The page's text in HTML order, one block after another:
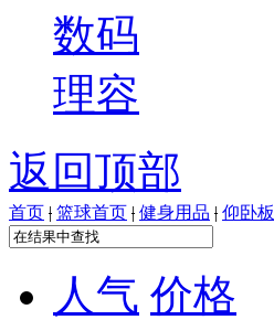
数码
理容
返回顶部
首页 | 篮球首页 | 健身用品 | 仰卧板
人气 价格